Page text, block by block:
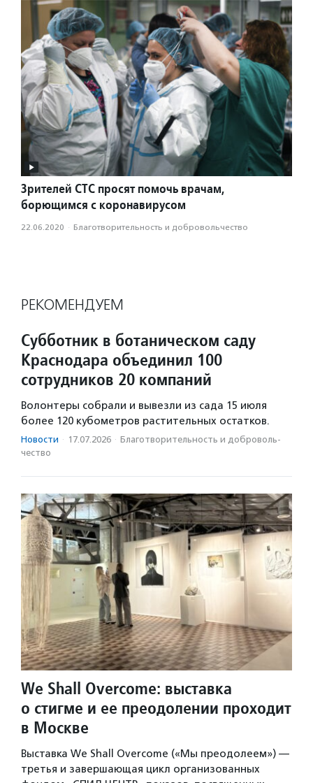
Зрителей СТС просят помочь врачам,
борющимся с коронавирусом
22.06.2020 · Благотвори­тель­ность и доброволь­чест­во
РЕКОМЕНДУЕМ
Субботник в ботаническом саду
Краснодара объединил 100
сотрудников 20 компаний
Волонтеры собрали и вывезли из сада 15 июля
более 120 кубометров растительных остатков.
Новости · 17.07.2026 · Благотвори­тель­ность и доброволь­
чест­во
We Shall Overcome: выставка
о стигме и ее преодолении проходит
в Москве
Выставка We Shall Overcome («Мы преодолеем») —
третья и завершающая цикл организованных